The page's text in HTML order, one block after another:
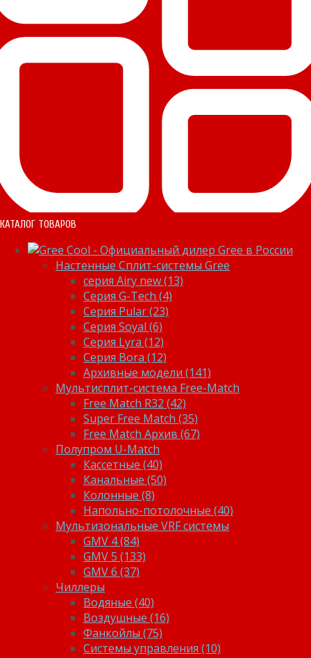
КАТАЛОГ ТОВАРОВ
Настенные Сплит-системы Gree
серия Airy new (13)
Серия G-Tech (4)
Серия Pular (23)
Cерия Soyal (6)
Серия Lyra (12)
Серия Bora (12)
Архивные модели (141)
Мультисплит-система Free-Match
Free Match R32 (42)
Super Free Match (35)
Free Match Архив (67)
Полупром U-Match
Кассетные (40)
Канальные (50)
Колонные (8)
Напольно-потолочные (40)
Мультизональные VRF системы
GMV 4 (84)
GMV 5 (133)
GMV 6 (37)
Чиллеры
Водяные (40)
Воздушные (16)
Фанкойлы (75)
Системы управления (10)